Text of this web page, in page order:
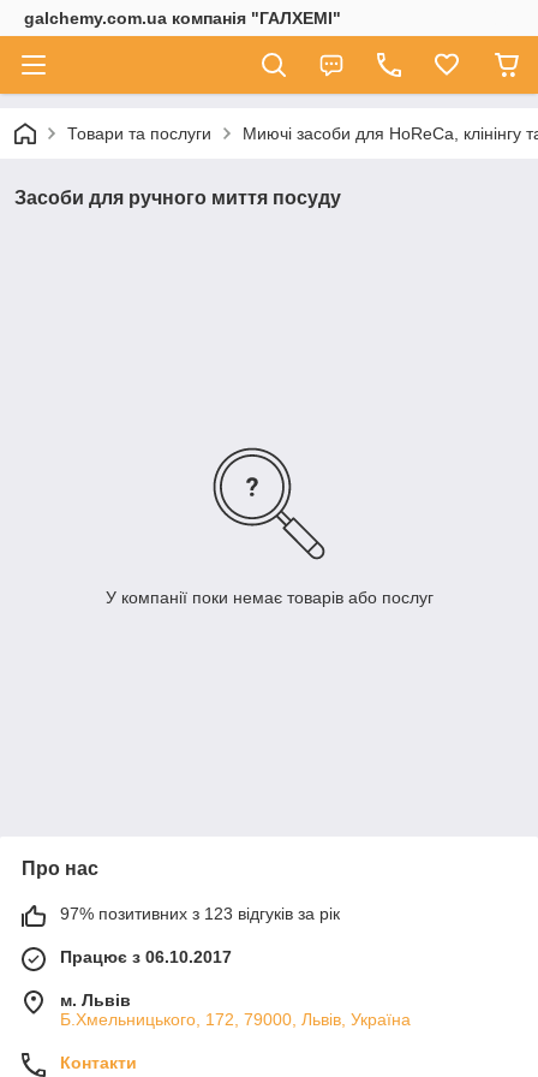
galchemy.com.ua компанія "ГАЛХЕМІ"
Товари та послуги Миючі засоби для HoReCa, клінінгу
Засоби для ручного миття посуду
У компанії поки немає товарів або послуг
Про нас
97% позитивних з 123 відгуків за рік
Працює з 06.10.2017
м. Львів
Б.Хмельницького, 172, 79000, Львів, Україна
Контакти